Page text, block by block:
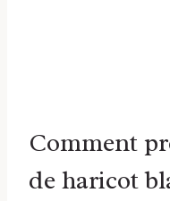
Comment
de haricot